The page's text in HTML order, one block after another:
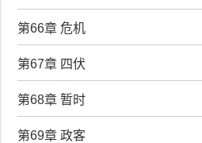
第66章 危机
第67章 四伏
第68章 暂时
第69章 政客